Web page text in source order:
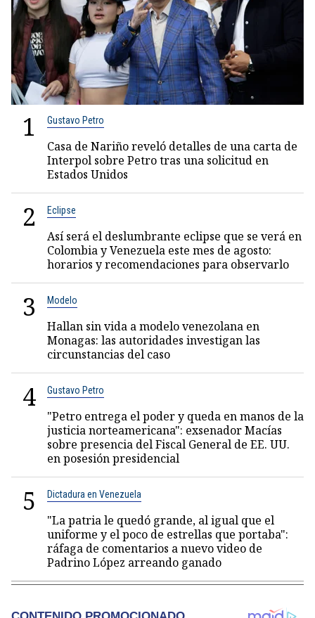
1 Gustavo Petro
Casa de Nariño reveló detalles de una carta de
Interpol sobre Petro tras una solicitud en
Estados Unidos
2 Eclipse
Así será el deslumbrante eclipse que se verá en
Colombia y Venezuela este mes de agosto:
horarios y recomendaciones para observarlo
3 Modelo
Hallan sin vida a modelo venezolana en
Monagas: las autoridades investigan las
circunstancias del caso
4 Gustavo Petro
"Petro entrega el poder y queda en manos de la
justicia norteamericana": exsenador Macías
sobre presencia del Fiscal General de EE. UU.
en posesión presidencial
5 Dictadura en Venezuela
"La patria le quedó grande, al igual que el
uniforme y el poco de estrellas que portaba":
ráfaga de comentarios a nuevo video de
Padrino López arreando ganado